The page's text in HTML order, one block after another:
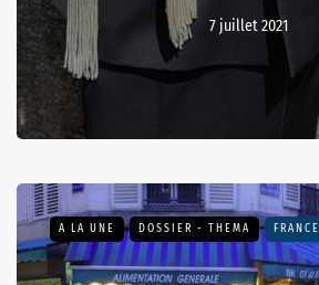
7 juillet 2021
A LA UNE DOSSIER - THEMA FRANCE